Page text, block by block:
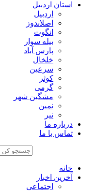
استان اردبیل
اردبیل
اصلاندوز
انگوت
بیله سوار
پارس آباد
خلخال
سرعین
کوثر
گرمی
مشگین شهر
نمین
نیر
درباره ما
تماس با ما
خانه
آخرین اخبار
اجتماعی